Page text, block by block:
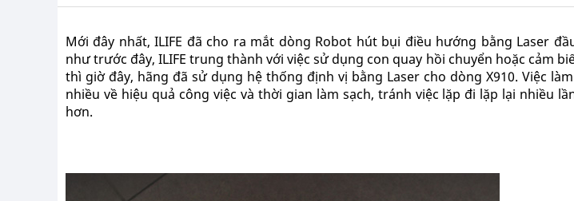
Mới đây nhất, ILIFE đã cho ra mắt dòng Robot hút bụi điều hướng bằng Laser
như trước đây, ILIFE trung thành với việc sử dụng con quay hồi chuyển hoặc cảm
thì giờ đây, hãng đã sử dụng hệ thống định vị bằng Laser cho dòng X910. Việc
nhiều về hiệu quả công việc và thời gian làm sạch, tránh việc lặp đi lặp lại nhiều
hơn.